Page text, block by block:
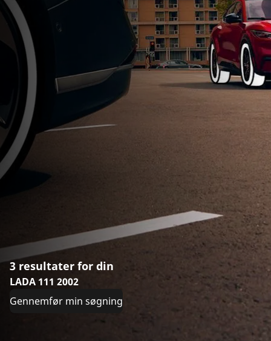
3 resultater for din
LADA 111 2002
Gennemfør min søgning